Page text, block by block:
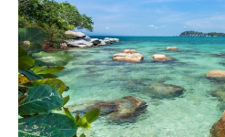
Pesona Alami Pantai
February
Search